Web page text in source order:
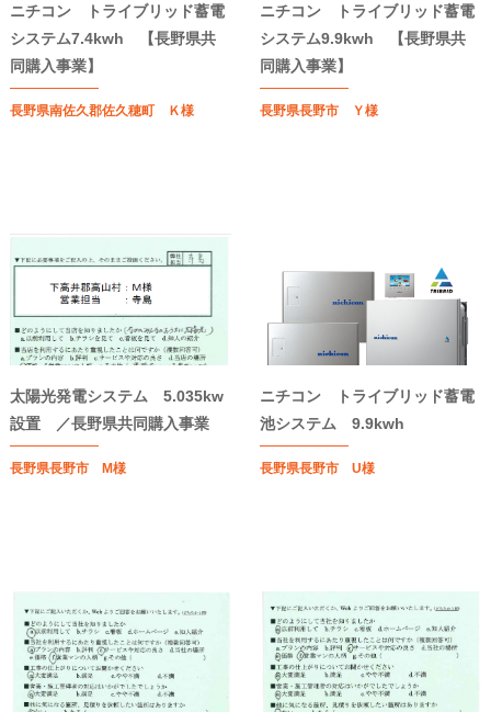
ニチコン トライブリッド蓄電
システム7.4kwh 【長野県共
同購入事業】
長野県南佐久郡佐久穂町 Ｋ様
ニチコン トライブリッド蓄電
システム9.9kwh 【長野県共
同購入事業】
長野県長野市 Ｙ様
太陽光発電システム 5.035kw
設置 ／長野県共同購入事業
長野県長野市 M様
ニチコン トライブリッド蓄電
池システム 9.9kwh
長野県長野市 U様